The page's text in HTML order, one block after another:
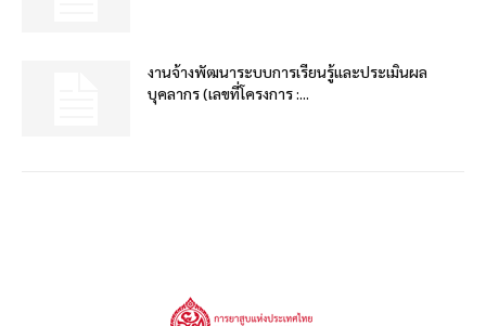
งานจ้างพัฒนาระบบการเรียนรู้และประเมินผล
บุคลากร (เลขที่โครงการ :...